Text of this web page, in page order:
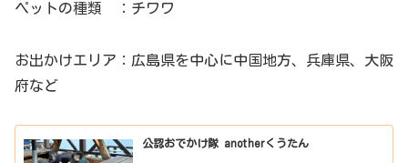
ペットの種類 ：チワワ
お出かけエリア：広島県を中心に中国地方、兵庫県、大阪
府など
公認おでかけ隊 anotherくうたん